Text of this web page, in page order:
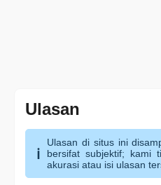
Ulasan
Ulasan di situs ini
bersifat subjektif; kami
akurasi atau isi ulasan